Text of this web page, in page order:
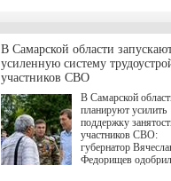
В Самарской области
усиленную систему
участников СВО
В Самарской
планируют усилить
поддержку
участников СВО:
губернатор
Федорищев